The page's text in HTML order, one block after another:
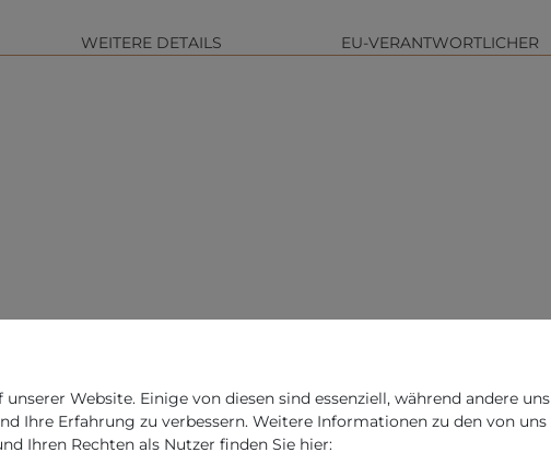
WEITERE DETAILS EU-VERANTWORTLICHER
Website. Einige von diesen sind essenziell, während andere uns
Ihre Erfahrung zu verbessern. Weitere Informationen zu den von uns
Ihren Rechten als Nutzer finden Sie hier: